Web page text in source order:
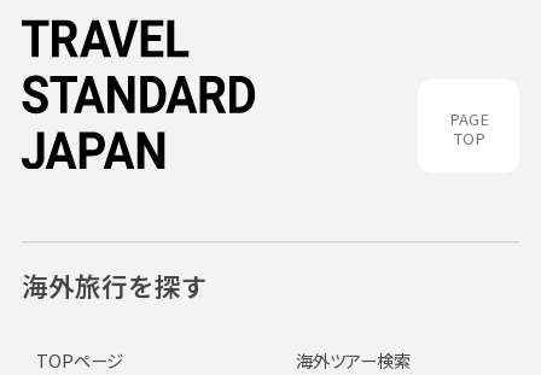
PAGE
TOP
海外旅行を探す
TOPページ
海外ツアー検索